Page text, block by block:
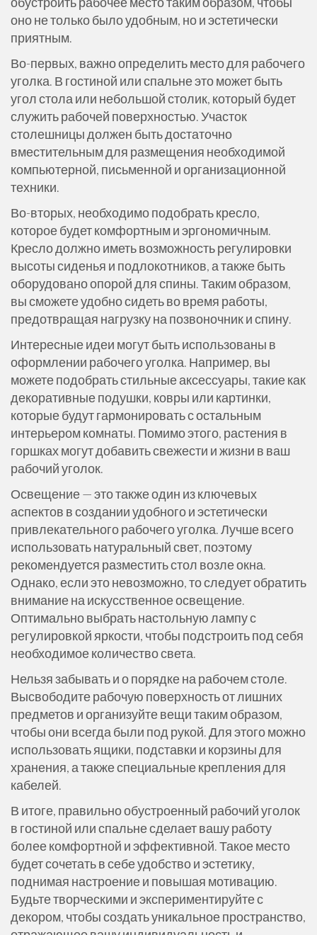
оно не только было удобным, но и эстетически
приятным.
Во-первых, важно определить место для рабочего
уголка. В гостиной или спальне это может быть
угол стола или небольшой столик, который будет
служить рабочей поверхностью. Участок
столешницы должен быть достаточно
вместительным для размещения необходимой
компьютерной, письменной и организационной
техники.
Во-вторых, необходимо подобрать кресло,
которое будет комфортным и эргономичным.
Кресло должно иметь возможность регулировки
высоты сиденья и подлокотников, а также быть
оборудовано опорой для спины. Таким образом,
вы сможете удобно сидеть во время работы,
предотвращая нагрузку на позвоночник и спину.
Интересные идеи могут быть использованы в
оформлении рабочего уголка. Например, вы
можете подобрать стильные аксессуары, такие как
декоративные подушки, ковры или картинки,
которые будут гармонировать с остальным
интерьером комнаты. Помимо этого, растения в
горшках могут добавить свежести и жизни в ваш
рабочий уголок.
Освещение — это также один из ключевых
аспектов в создании удобного и эстетически
привлекательного рабочего уголка. Лучше всего
использовать натуральный свет, поэтому
рекомендуется разместить стол возле окна.
Однако, если это невозможно, то следует обратить
внимание на искусственное освещение.
Оптимально выбрать настольную лампу с
регулировкой яркости, чтобы подстроить под себя
необходимое количество света.
Нельзя забывать и о порядке на рабочем столе.
Высвободите рабочую поверхность от лишних
предметов и организуйте вещи таким образом,
чтобы они всегда были под рукой. Для этого можно
использовать ящики, подставки и корзины для
хранения, а также специальные крепления для
кабелей.
В итоге, правильно обустроенный рабочий уголок
в гостиной или спальне сделает вашу работу
более комфортной и эффективной. Такое место
будет сочетать в себе удобство и эстетику,
поднимая настроение и повышая мотивацию.
Будьте творческими и экспериментируйте с
декором, чтобы создать уникальное пространство,